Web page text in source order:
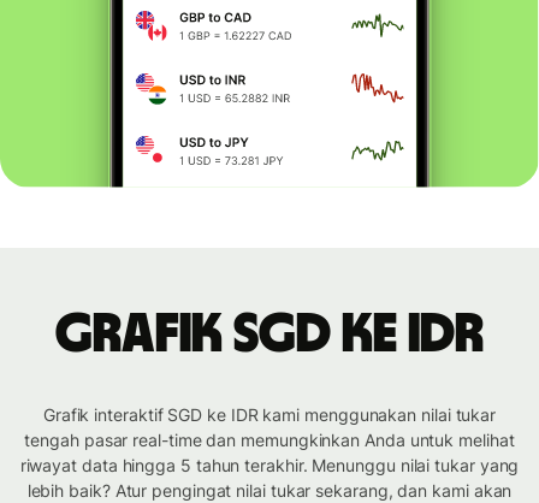
Grafik SGD ke IDR
Grafik interaktif SGD ke IDR kami menggunakan nilai tukar
tengah pasar real-time dan memungkinkan Anda untuk melihat
riwayat data hingga 5 tahun terakhir. Menunggu nilai tukar yang
lebih baik? Atur pengingat nilai tukar sekarang, dan kami akan